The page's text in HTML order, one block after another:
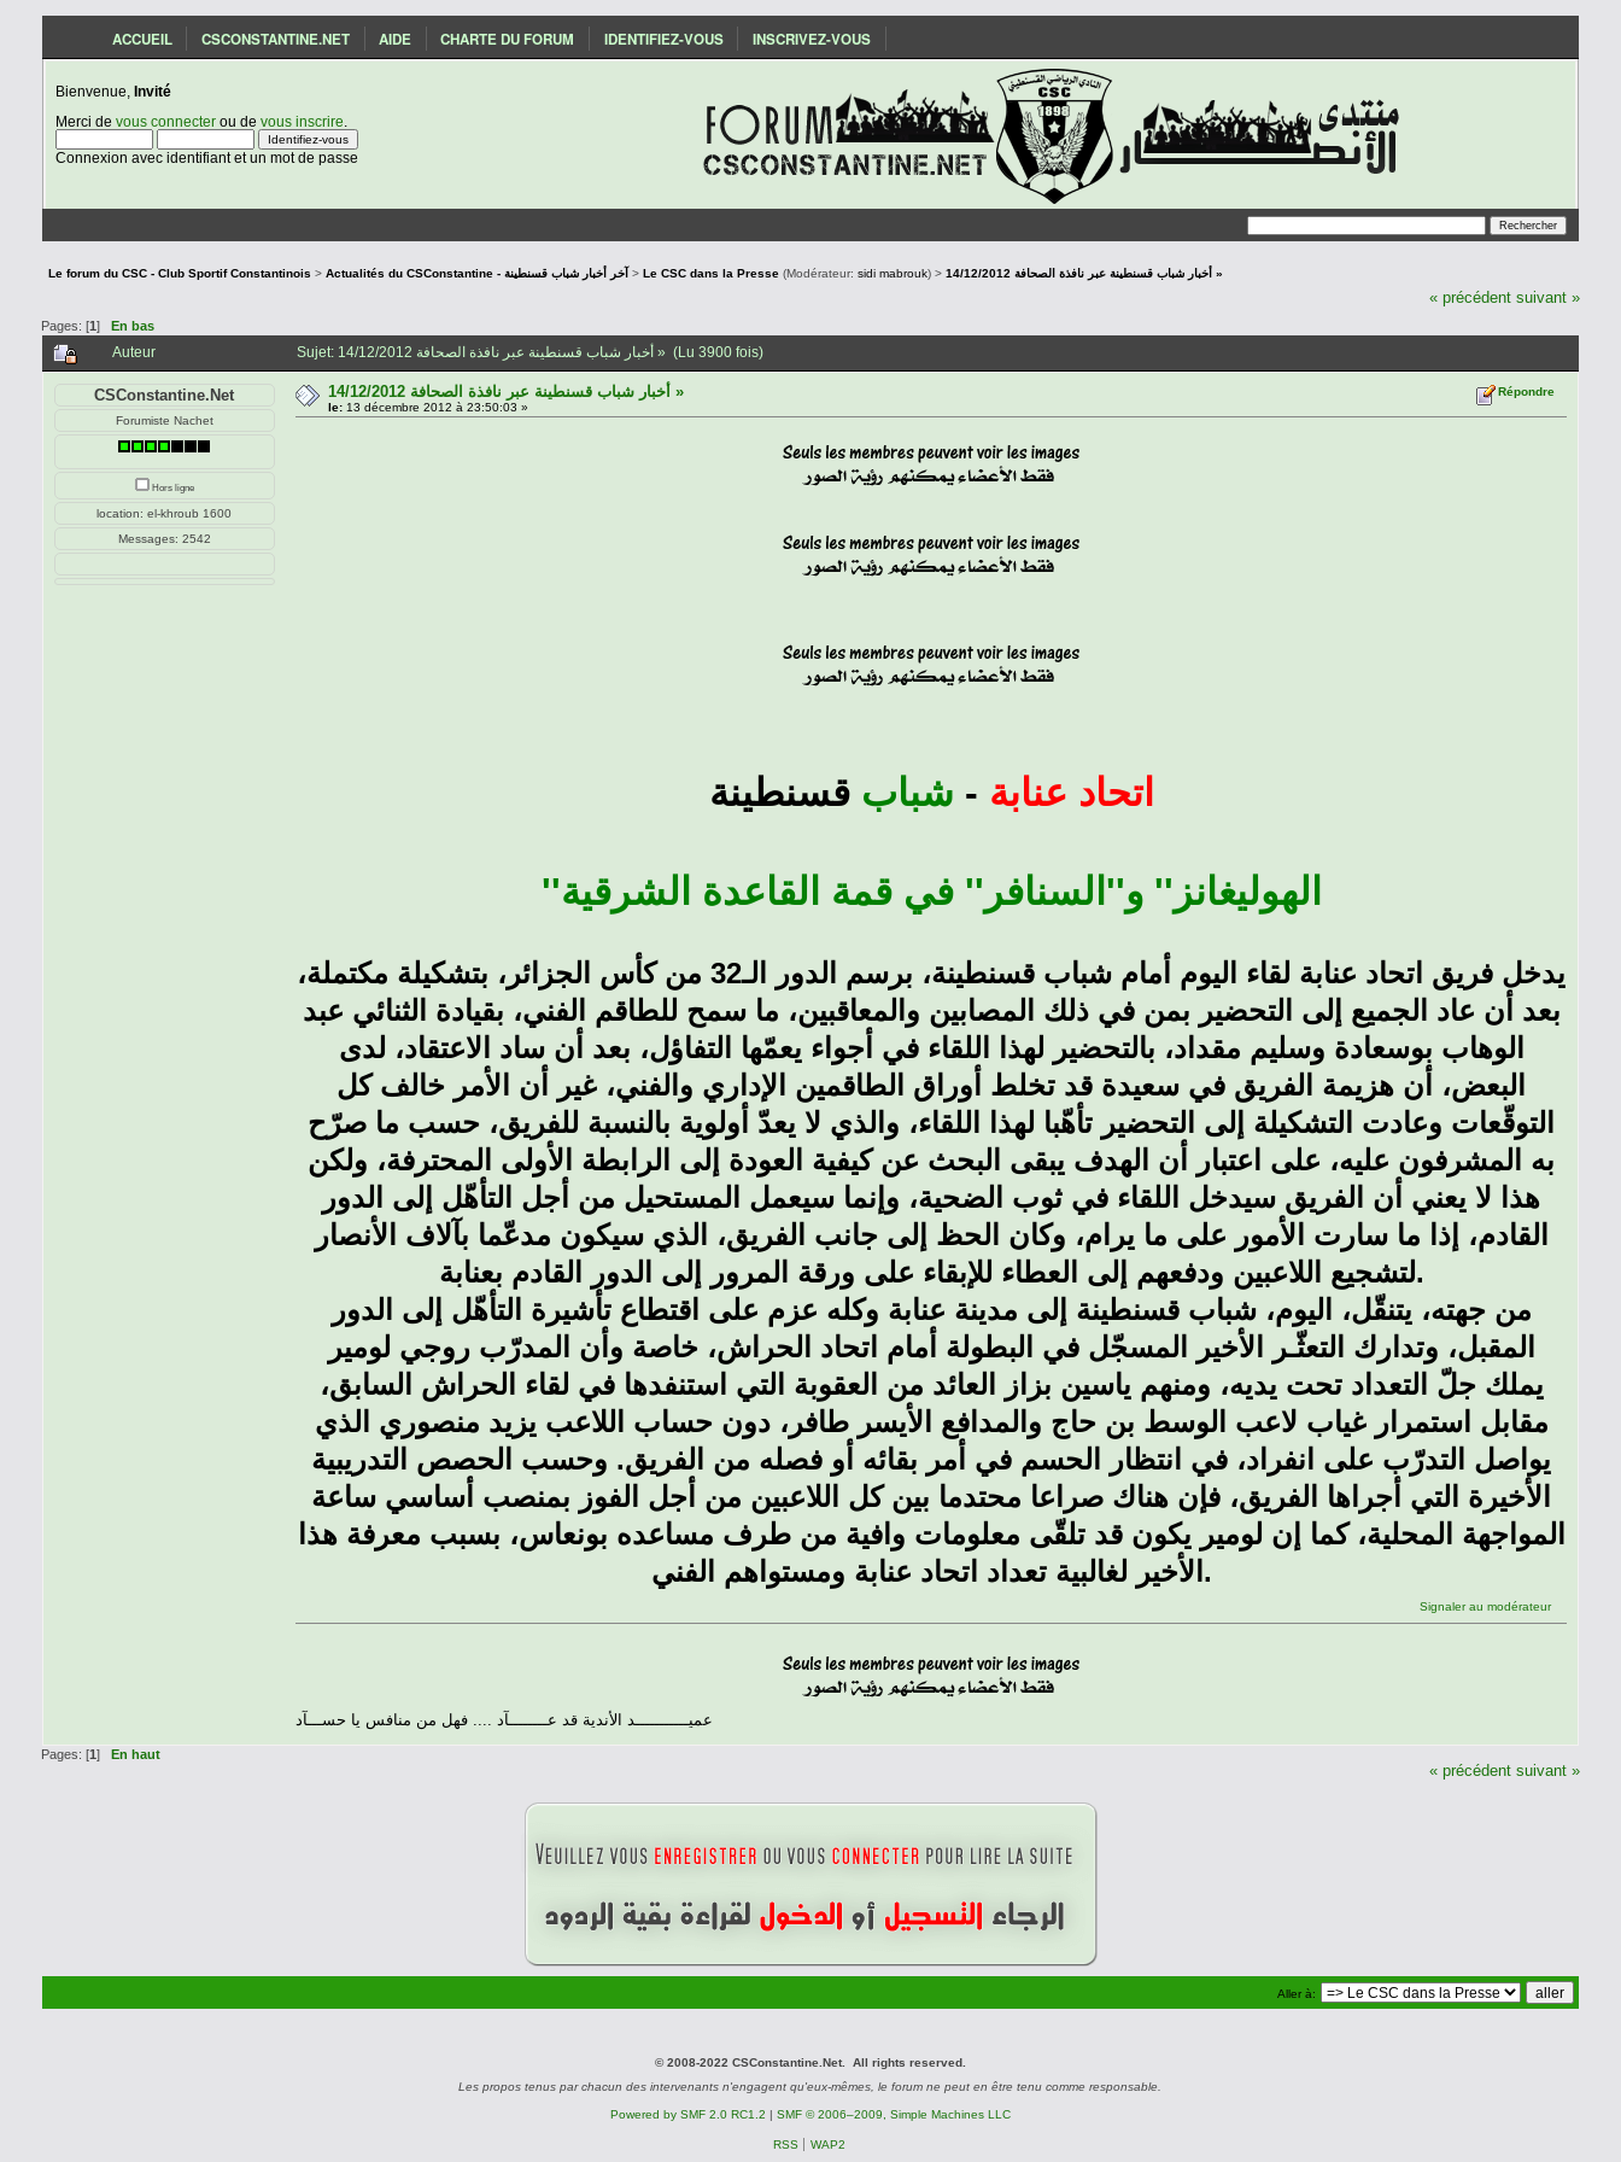
ACCUEIL CSCONSTANTINE.NET AIDE CHARTE DU FORUM IDENTIFIEZ-VOUS INSCRIVEZ-VOUS
Bienvenue, Invité
Merci de vous connecterou de vous inscrire
Connexion avec identifiant et un mot de passe
Le forum du CSC - Club Sportif Constantinois > Actualités du CSConstantine - آخر أخبار شباب قسنطينة >Le CSC dans la Presse (Modérateur:sidi mabrouk) > أخبار شباب قسنطينة عبر نافذة الصحافة 14/12/2012 »
« précédent suivant »
Pages: [1] En bas
Auteur Sujet: أخبار شباب قسنطينة عبر نافذة الصحافة 14/12/2012 » (Lu 3900 fois)
CSConstantine.Net
Forumiste Nachet
Hors ligne
location: el-khroub 1600
Messages: 2542
أخبار شباب قسنطينة عبر نافذة الصحافة 14/12/2012 »
le:13 décembre 2012 à 23:50:03 »
Répondre
اتحاد عنابة - شباب قسنطينة
''الهوليغانز'' و''السنافر'' في قمة القاعدة الشرقية
يدخل فريق اتحاد عنابة لقاء اليوم أمام شباب قسنطينة، برسم الدور الـ32 من كأس الجزائر، بتشكيلة مكتملة،
بعد أن عاد الجميع إلى التحضير بمن في ذلك المصابين والمعاقبين، ما سمح للطاقم الفني، بقيادة الثنائي عبد
الوهاب بوسعادة وسليم مقداد، بالتحضير لهذا اللقاء في أجواء يعمّها التفاؤل، بعد أن ساد الاعتقاد، لدى
البعض، أن هزيمة الفريق في سعيدة قد تخلط أوراق الطاقمين الإداري والفني، غير أن الأمر خالف كل
التوقّعات وعادت التشكيلة إلى التحضير تأهّبا لهذا اللقاء، والذي لا يعدّ أولوية بالنسبة للفريق، حسب ما صرّح
به المشرفون عليه، على اعتبار أن الهدف يبقى البحث عن كيفية العودة إلى الرابطة الأولى المحترفة، ولكن
هذا لا يعني أن الفريق سيدخل اللقاء في ثوب الضحية، وإنما سيعمل المستحيل من أجل التأهّل إلى الدور
القادم، إذا ما سارت الأمور على ما يرام، وكان الحظ إلى جانب الفريق، الذي سيكون مدعّما بآلاف الأنصار
لتشجيع اللاعبين ودفعهم إلى العطاء للإبقاء على ورقة المرور إلى الدور القادم بعنابة.
من جهته، يتنقّل، اليوم، شباب قسنطينة إلى مدينة عنابة وكله عزم على اقتطاع تأشيرة التأهّل إلى الدور
المقبل، وتدارك التعثّـر الأخير المسجّل في البطولة أمام اتحاد الحراش، خاصة وأن المدرّب روجي لومير
يملك جلّ التعداد تحت يديه، ومنهم ياسين بزاز العائد من العقوبة التي استنفدها في لقاء الحراش السابق،
مقابل استمرار غياب لاعب الوسط بن حاج والمدافع الأيسر طافر، دون حساب اللاعب يزيد منصوري الذي
يواصل التدرّب على انفراد، في انتظار الحسم في أمر بقائه أو فصله من الفريق. وحسب الحصص التدريبية
الأخيرة التي أجراها الفريق، فإن هناك صراعا محتدما بين كل اللاعبين من أجل الفوز بمنصب أساسي ساعة
المواجهة المحلية، كما إن لومير يكون قد تلقّى معلومات وافية من طرف مساعده بونعاس، بسبب معرفة هذا
الأخير لغالبية تعداد اتحاد عنابة ومستواهم الفني.
Signaler au modérateur
عميـــــــــــد الأندية قد عــــــــآد .... فهل من منافس يا حســـآد
Pages: [1 ] En haut
« précédent suivant »
Aller à:
© 2008-2022 CSConstantine.Net. All rights reserved.
Les propos tenus par chacun des intervenants n'engagent qu'eux-mêmes, le forum ne peut en être tenu comme responsable.
Powered by SMF 2.0 RC1.2 | SMF © 2006–2009, Simple Machines LLC
RSS WAP2